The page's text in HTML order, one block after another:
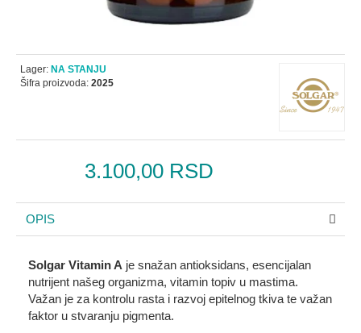
3.100,00 RSD
Lager: NA STANJU
Šifra proizvoda: 2025
OPIS
Solgar Vitamin A je snažan antioksidans, esencijalan
nutrijent našeg organizma, vitamin topiv u mastima.
Važan je za kontrolu rasta i razvoj epitelnog tkiva te važan
faktor u stvaranju pigmenta.